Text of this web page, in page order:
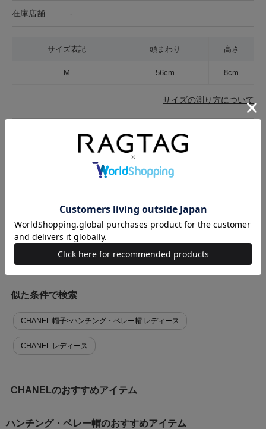
在庫店舗 -
サイズ表記 頭まわり 高さ
M 56cm 8cm
サイズの測り方について
キャンセル・返品について
お買い物時のご利用ガイドはこちら
商品に関する問い合わせ
似た条件で検索
CHANEL 帽子>ハンチング・ベレー帽 レディース
CHANEL レディース
CHANELのおすすめアイテム
ハンチング・ベレー帽のおすすめアイテム